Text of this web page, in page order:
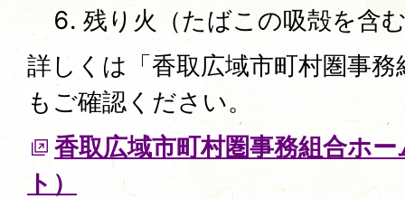
残り火（たばこの吸殻を含
詳しくは「香取広域市町村圏事
もご確認ください。
香取広域市町村圏事務組合ホ
ト）